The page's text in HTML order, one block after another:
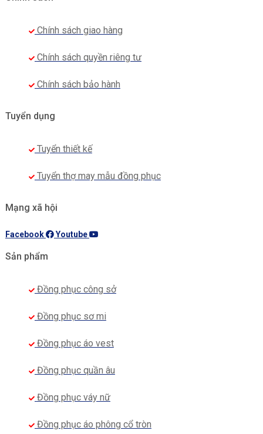
Chính sách giao hàng
Chính sách quyền riêng tư
Chính sách bảo hành
Tuyển dụng
Tuyển thiết kế
Tuyển thợ may mẫu đồng phục
Mạng xã hội
Facebook Youtube
Sản phẩm
Đồng phục công sở
Đồng phục sơ mi
Đồng phục áo vest
Đồng phục quần âu
Đồng phục váy nữ
Đồng phục áo phông cổ tròn